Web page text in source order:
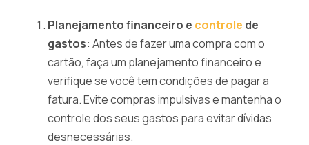
Planejamento financeiro e controle de
gastos: Antes de fazer uma compra com o
cartão, faça um planejamento financeiro e
verifique se você tem condições de pagar a
fatura. Evite compras impulsivas e mantenha o
controle dos seus gastos para evitar dívidas
desnecessárias.